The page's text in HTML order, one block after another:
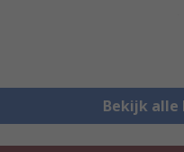
Bekijk alle